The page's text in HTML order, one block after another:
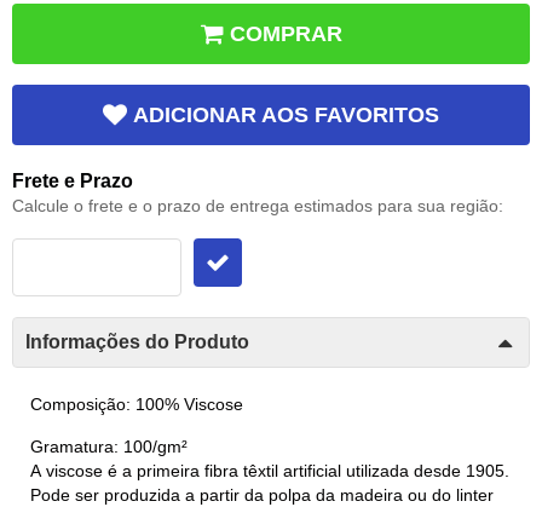
COMPRAR
ADICIONAR AOS FAVORITOS
Frete e Prazo
Calcule o frete e o prazo de entrega estimados para sua região:
Informações do Produto
Composição: 100% Viscose
Gramatura: 100/gm²
A viscose é a primeira fibra têxtil artificial utilizada desde 1905.
Pode ser produzida a partir da polpa da madeira ou do linter